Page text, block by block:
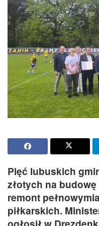
Pięć lubuskich
złotych na
remont
piłkarskich.